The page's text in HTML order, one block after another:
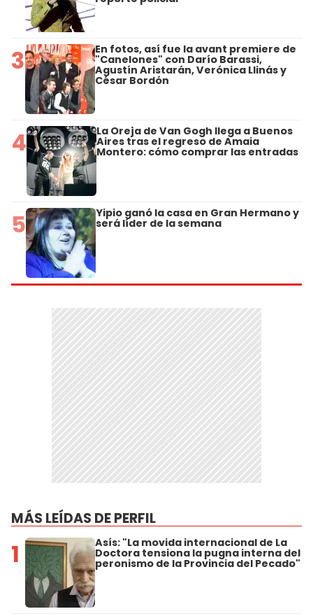
3 En fotos, así fue la avant premiere de
"Canelones" con Darío Barassi,
Agustín Aristarán, Verónica Llinás y
César Bordón
4 La Oreja de Van Gogh llega a Buenos
Aires tras el regreso de Amaia
Montero: cómo comprar las entradas
5 Yipio ganó la casa en Gran Hermano y
será líder de la semana
MÁS LEÍDAS DE PERFIL
1 Asís: "La movida internacional de La
Doctora tensiona la pugna interna del
peronismo de la Provincia del Pecado"